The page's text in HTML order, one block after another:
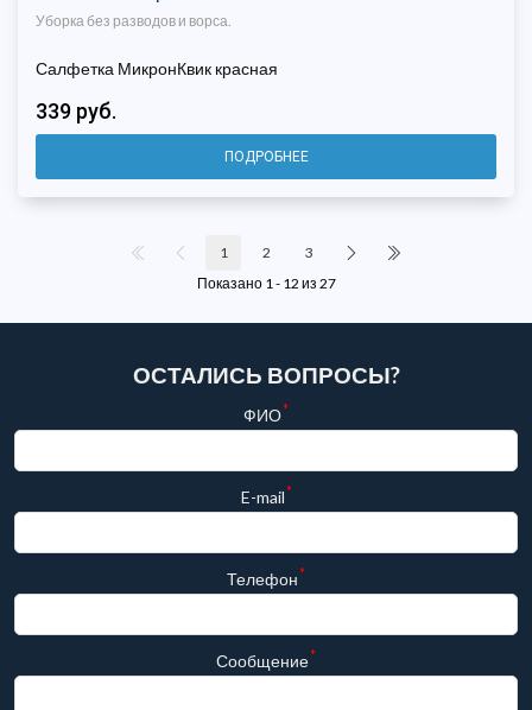
Уборка без разводов и ворса.
Салфетка МикронКвик красная
339 руб.
ПОДРОБНЕЕ
1 2
3
Показано 1 - 12 из 27
ОСТАЛИСЬ ВОПРОСЫ?
ФИО*
E-mail *
Телефон *
Сообщение*